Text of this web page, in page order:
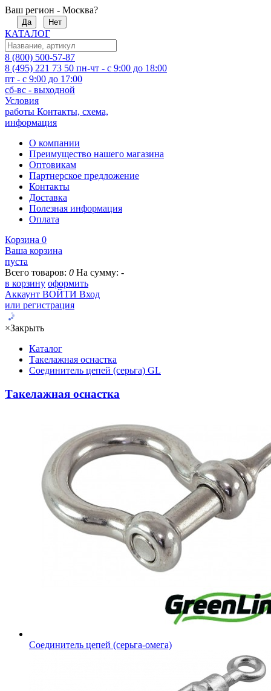
Ваш регион - Москва?
Да Нет
КАТАЛОГ
8 (800) 500-57-87
8 (495) 221 73 50 пн-чт - с 9:00 до 18:00
пт - с 9:00 до 17:00
сб-вс - выходной
Условия
работы Контакты, схема,
информация
О компании
Преимущество нашего магазина
Оптовикам
Партнерское предложение
Контакты
Доставка
Полезная информация
Оплата
Корзина 0
Ваша корзина
пуста
Всего товаров: 0 На сумму: -
в корзину оформить
Аккаунт ВОЙТИ Вход
или регистрация
×Закрыть
Каталог
Такелажная оснастка
Соединитель цепей (серьга) GL
Такелажная оснастка
Соединитель цепей (серьга-омега)